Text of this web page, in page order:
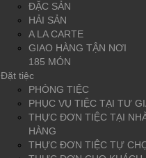
ĐẶC SẢN
HẢI SẢN
A LA CARTE
GIAO HÀNG TẬN NƠI
185 MÓN
Đặt tiệc
PHÒNG TIỆC
PHỤC VỤ TIỆC TẠI TƯ
THỰC ĐƠN TIỆC TẠI
HÀNG
THỰC ĐƠN TIỆC TỰ